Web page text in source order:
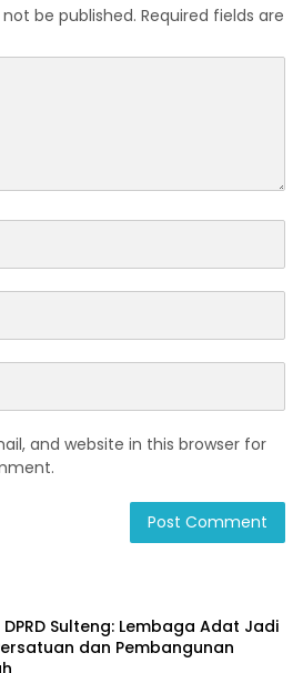
be published. Required fields are
and website in this browser for
Sulteng: Lembaga Adat Jadi
dan Pembangunan